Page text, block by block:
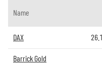
Name
DAX
Barrick Gold